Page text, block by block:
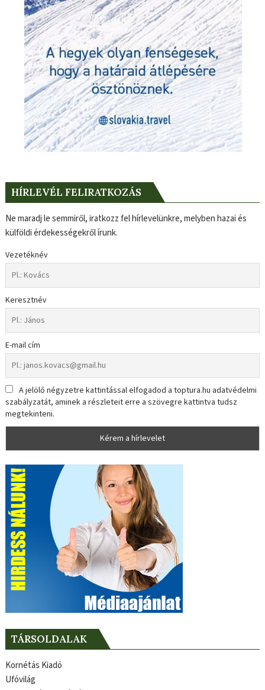
HÍRLEVÉL FELIRATKOZÁS
Ne maradj le semmiről, iratkozz fel hírlevelünkre, melyben hazai és
külföldi érdekességekről írunk.
Vezetéknév
Keresztnév
E-mail cím
A jelölő négyzetre kattintással elfogadod a toptura.hu adatvédelmi
szabályzatát, aminek a részleteit erre a szövegre kattintva tudsz
megtekinteni.
TÁRSOLDALAK
Kornétás Kiadó
Ufóvilág